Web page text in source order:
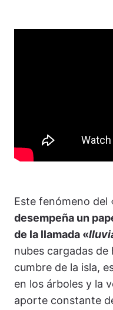
Este fenómeno del
desempeña un
de la llamada «
nubes cargadas
cumbre de la isla,
en los árboles y la
aporte constante